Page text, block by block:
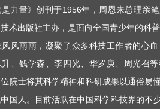
是力量》创刊于1956年，周恩来总理亲
术出版社主办，是面向全国青少年的科普
风雨雨，凝聚了众多科技工作者的心
、钱学森、李四光、华罗庚、周光召
院士将其科学精神和科研成果以通俗易
国人。目前活跃在中国科学科技界的不